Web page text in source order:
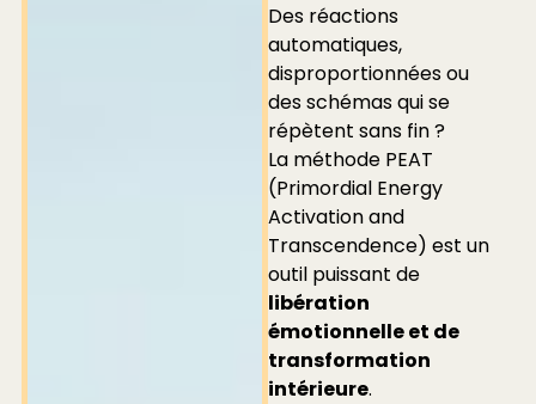
Des réactions
automatiques,
disproportionnées ou
des schémas qui se
répètent sans fin ?
La méthode PEAT
(Primordial Energy
Activation and
Transcendence) est un
outil puissant de
libération
émotionnelle et de
transformation
intérieure.